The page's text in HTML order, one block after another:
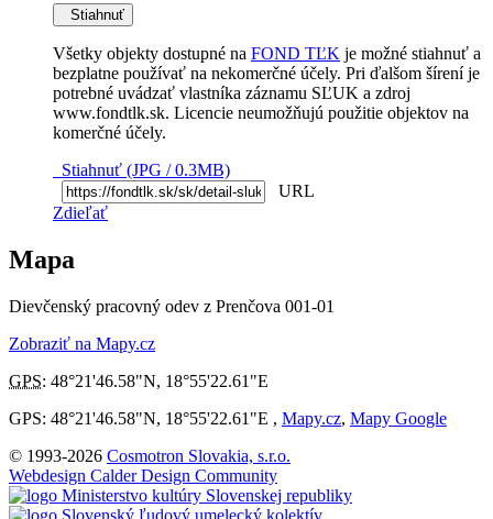
Stiahnuť
Všetky objekty dostupné na FOND TĽK je možné stiahnuť a
bezplatne používať na nekomerčné účely. Pri ďalšom šírení je
potrebné uvádzať vlastníka záznamu SĽUK a zdroj
www.fondtlk.sk. Licencie neumožňujú použitie objektov na
komerčné účely.
Stiahnuť (JPG / 0.3MB)
URL
Zdieľať
Mapa
Dievčenský pracovný odev z Prenčova 001-01
Zobraziť na Mapy.cz
GPS: 48°21'46.58"N, 18°55'22.61"E
GPS: 48°21'46.58"N, 18°55'22.61"E , Mapy.cz, Mapy Google
© 1993-2026 Cosmotron Slovakia, s.r.o.
Webdesign Calder Design Community